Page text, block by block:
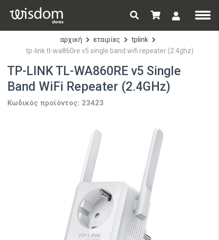
αρχική εταιρίες
tplink
tp-link tl-wa860re v5 single band wifi repeater (2.4ghz)
TP-LINK TL-WA860RE v5 Single
Band WiFi Repeater (2.4GHz)
Κωδικός προϊόντος: 23423